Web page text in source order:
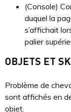
(Console)
duquel la
s’affichait
palier
OBJETS ET
Problème de
sont affichés en
objet.